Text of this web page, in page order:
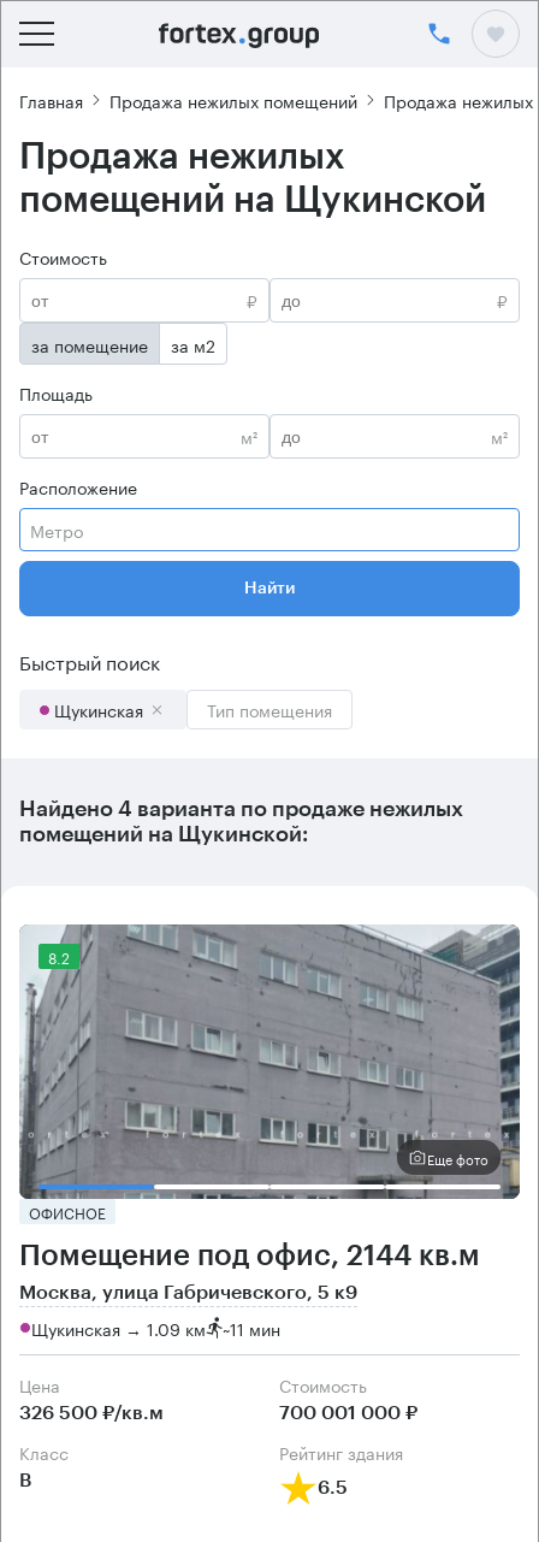
Главная Продажа нежилых помещений Продажа
Продажа нежилых
помещений на Щукинской
Стоимость
₽
₽
за помещение
за м2
Площадь
м²
м²
Расположение
Метро
Найти
Быстрый поиск
Щукинская Тип помещения
Найдено 4 варианта по продаже нежилых
помещений на Щукинской:
8.2
Еще фото
ОФИСНОЕ
Помещение под офис, 2144 кв.м
Москва, улица Габричевского, 5 к9
Щукинская → 1.09 км ~11 мин
Цена
326 500 ₽/кв.м
Cтоимость
700 001 000 ₽
класс
B
рейтинг здания
6.5